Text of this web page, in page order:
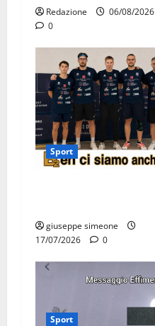
Redazione
06/08/2026
0
Sport
giuseppe simeone
17/07/2026
0
Sport